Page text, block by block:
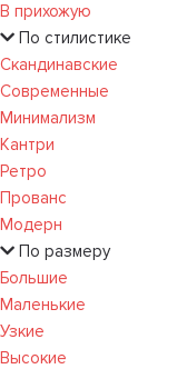
В прихожую
По стилистике
Скандинавские
Современные
Минимализм
Кантри
Ретро
Прованс
Модерн
По размеру
Большие
Маленькие
Узкие
Высокие